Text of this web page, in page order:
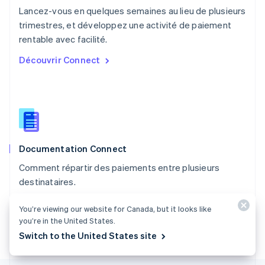
Lancez-vous en quelques semaines au lieu de plusieurs
trimestres, et développez une activité de paiement
rentable avec facilité.
Découvrir Connect
Documentation Connect
Comment répartir des paiements entre plusieurs
destinataires.
NederlandsEnglish
Pologne
English
PortuguêsEnglish
English
Roumanie
Royaume-Uni
Singapour
English简体中文
English
Slovénie
English Italiano
SvenskaEnglish
You’re viewing our website for Canada, but it looks like
you’re in the United States.
Switch to the United States site